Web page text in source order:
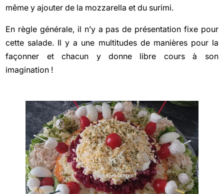
même y ajouter de la mozzarella et du surimi.
En règle générale, il n’y a pas de présentation fixe pour
cette salade. Il y a une multitudes de manières pour la
façonner et chacun y donne libre cours à son
imagination !